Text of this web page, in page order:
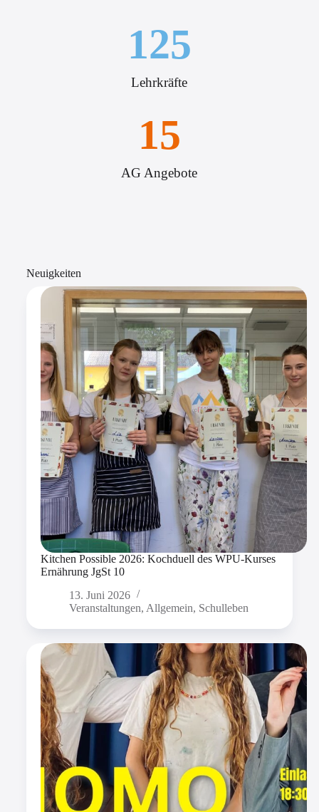
Lehrkräfte
125
AG Angebote
15
Neuigkeiten
Kitchen Possible 2026: Kochduell des WPU-Kurses
Ernährung JgSt 10
13. Juni 2026
Veranstaltungen, Allgemein, Schulleben